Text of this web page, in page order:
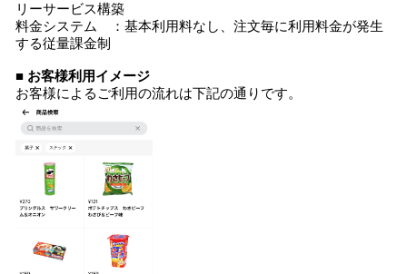
リーサービス構築
料金システム ：基本利用料なし、注文毎に利用料金が発生
する従量課金制
■ お客様利用イメージ
お客様によるご利用の流れは下記の通りです。